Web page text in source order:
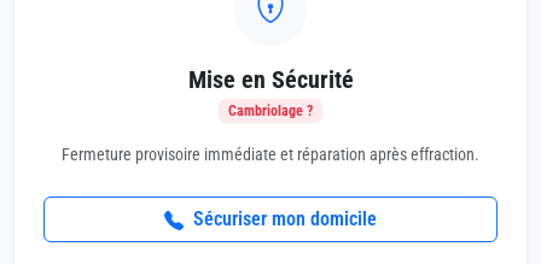
Mise en Sécurité
Cambriolage ?
Fermeture provisoire immédiate et réparation après effraction.
Sécuriser mon domicile